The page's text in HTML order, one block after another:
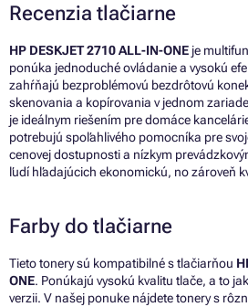
Recenzia tlačiarne
HP DESKJET 2710 ALL-IN-ONE je
ponúka jednoduché ovládanie a vysokú
zahŕňajú bezproblémovú bezdrôtovú
skenovania a kopírovania v jednom
je ideálnym riešením pre domáce
potrebujú spoľahlivého pomocníka pre
cenovej dostupnosti a nízkym
ľudí hľadajúcich ekonomickú, no zároveň
Farby do tlačiarne
Tieto tonery sú kompatibilné s tlačiarňou
ONE. Ponúkajú vysokú kvalitu tlače, a to
verzii. V našej ponuke nájdete tonery s